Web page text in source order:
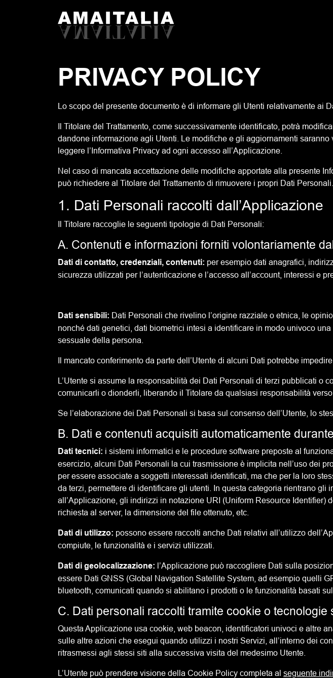
Navigazione principale
PRIVACY POLICY
Lo scopo del presente documento è di informare gli Utenti relativamente ai
Il Titolare del Trattamento, come successivamente identificato, potrà
dandone informazione agli Utenti. Le modifiche e gli aggiornamenti
leggere l’Informativa Privacy ad ogni accesso all’Applicazione.
Nel caso di mancata accettazione delle modifiche apportate alla presente
può richiedere al Titolare del Trattamento di rimuovere i propri Dati Personali.
1. Dati Personali raccolti dall’Applicazione
Il Titolare raccoglie le seguenti tipologie di Dati Personali:
A. Contenuti e informazioni forniti volontariamente
Dati di contatto, credenziali, contenuti: per esempio dati anagrafici,
sicurezza utilizzati per l’autenticazione e l’accesso all’account, interessi e
Dati sensibili: Dati Personali che rivelino l’origine razziale o etnica, le
nonché dati genetici, dati biometrici intesi a identificare in modo univoco
sessuale della persona.
Il mancato conferimento da parte dell’Utente di alcuni Dati potrebbe
L’Utente si assume la responsabilità dei Dati Personali di terzi pubblicati o
comunicarli o dionderli, liberando il Titolare da qualsiasi responsabilità verso
Se l’elaborazione dei Dati Personali si basa sul consenso dell’Utente, lo
B. Dati e contenuti acquisiti automaticamente
Dati tecnici: i sistemi informatici e le procedure software preposte al
esercizio, alcuni Dati Personali la cui trasmissione è implicita nell’uso dei
per essere associate a soggetti interessati identificati, ma che per la loro
da terzi, permettere di identificare gli utenti. In questa categoria rientrano
all’Applicazione, gli indirizzi in notazione URI (Uniform Resource Identifier)
richiesta al server, la dimensione del file ottenuto, etc.
Dati di utilizzo: possono essere raccolti anche Dati relativi all’utilizzo
compiute, le funzionalità e i servizi utilizzati.
Dati di geolocalizzazione: l’Applicazione può raccogliere Dati sulla
essere Dati GNSS (Global Navigation Satellite System, ad esempio quelli
bluetooth, comunicati quando si abilitano i prodotti o le funzionalità basati
C. Dati personali raccolti tramite cookie o tecnologie
Questa Applicazione usa cookie, web beacon, identificatori univoci e altre
sulle altre azioni che esegui quando utilizzi i nostri Servizi, all’interno dei
ritrasmessi agli stessi siti alla successiva visita del medesimo Utente.
L’Utente può prendere visione della Cookie Policy completa al seguente